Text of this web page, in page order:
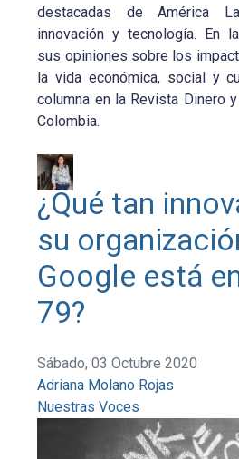
destacadas de América
innovación y tecnología. En
sus opiniones sobre los
la vida económica, social y
columna en la Revista Dinero
Colombia.
¿Qué tan
su
Google está
79?
Sábado, 03 Octubre 2020
Adriana Molano Rojas
Nuestras Voces